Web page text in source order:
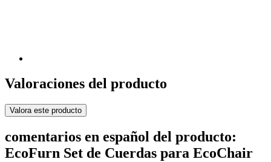
Valoraciones del producto
Valora este producto
comentarios en español del producto:
EcoFurn Set de Cuerdas para EcoChair